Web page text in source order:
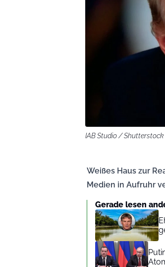
IAB Studio / Shutterstock
Weißes Haus zur
Medien in Aufruhr
Gerade lesen